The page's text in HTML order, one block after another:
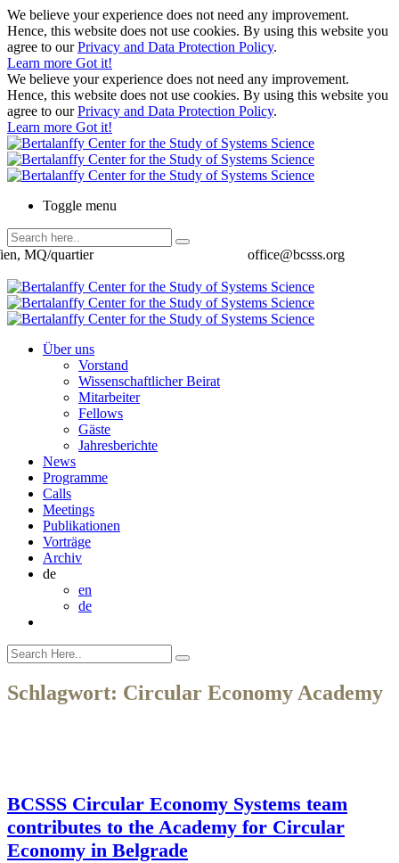
We believe your experience does not need any improvement.
Hence, this website does not use cookies. By using this website you
agree to ourPrivacy and Data Protection Policy.
Learn more Got it!
We believe your experience does not need any improvement.
Hence, this website does not use cookies. By using this website you
agree to ourPrivacy and Data Protection Policy.
Learn more Got it!
Toggle menu
office@bcsss.org
MQ/quartier
Über uns
Vorstand
Wissenschaftlicher Beirat
Mitarbeiter
Fellows
Gäste
Jahresberichte
News
Programme
Calls
Meetings
Publikationen
Vorträge
Archiv
de
en
de
Schlagwort: Circular Economy Academy
BCSSS Circular Economy Systems team
contributes to the Academy for Circular
Economy in Belgrade